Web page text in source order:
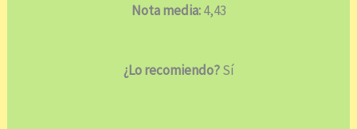
Nota media:4,43
¿Lo recomiendo?Sí